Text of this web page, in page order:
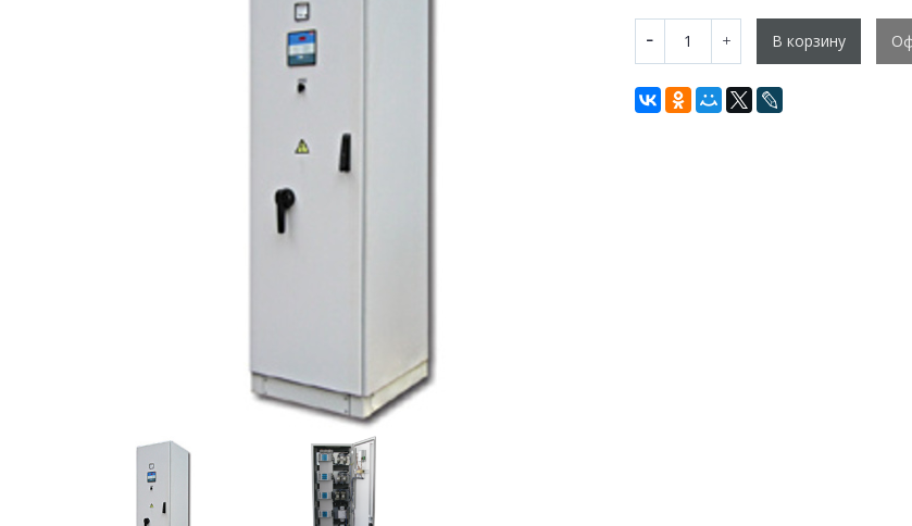
В корзину